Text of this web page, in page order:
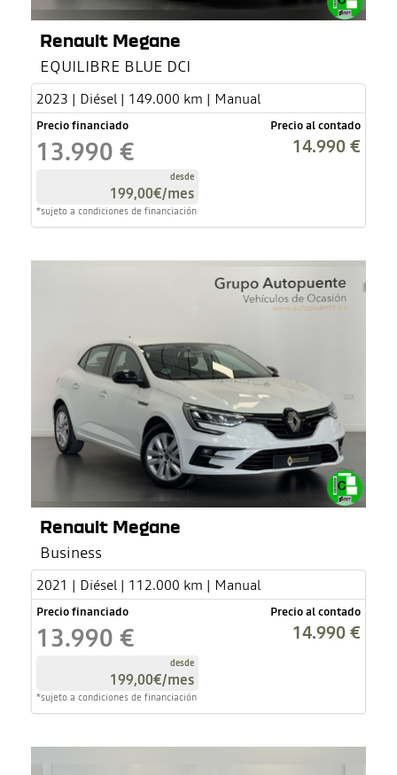
Renault Megane
EQUILIBRE BLUE DCI
2023 | Diésel | 149.000 km | Manual
Precio financiado
13.990 €
desde
199,00€/mes
*sujeto a condiciones de financiación
Precio al contado
14.990 €
Renault Megane
Business
2021 | Diésel | 112.000 km | Manual
Precio financiado
13.990 €
desde
199,00€/mes
*sujeto a condiciones de financiación
Precio al contado
14.990 €